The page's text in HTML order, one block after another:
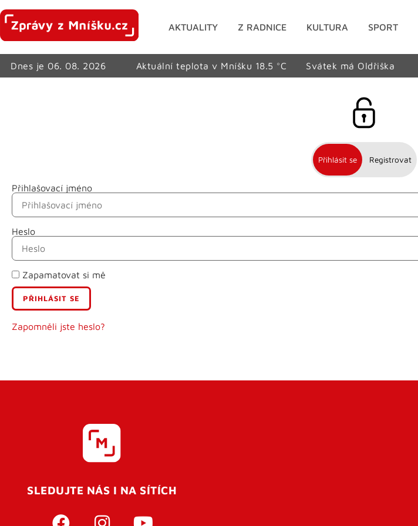
AKTUALITY Z RADNICE KULTURA SPORT
Dnes je 06. 08. 2026 Aktuální teplota v Mníšku 18.5 °C Svátek má Oldřiška
Přihlásit se Registrovat
Přihlašovací jméno
Heslo
Zapamatovat si mě
Zapomněli jste heslo?
Jméno
Příjmení
E-mail
Uživatelské jméno
SLEDUJTE NÁS I NA SÍTÍCH